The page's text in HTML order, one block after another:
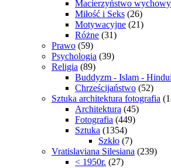
Macierzyństwo
Miłość i Seks (26)
Motywacyjne (21)
Różne (31)
Prawo (59)
Psychologia (39)
Religia (89)
Buddyzm - Islam -
Chrześcijaństwo (52)
Sztuka architektura fotografia
Architektura (45)
Fotografia (449)
Sztuka (1354)
Szkło (7)
Vratislaviana Silesiana (239)
< 1950r. (27)